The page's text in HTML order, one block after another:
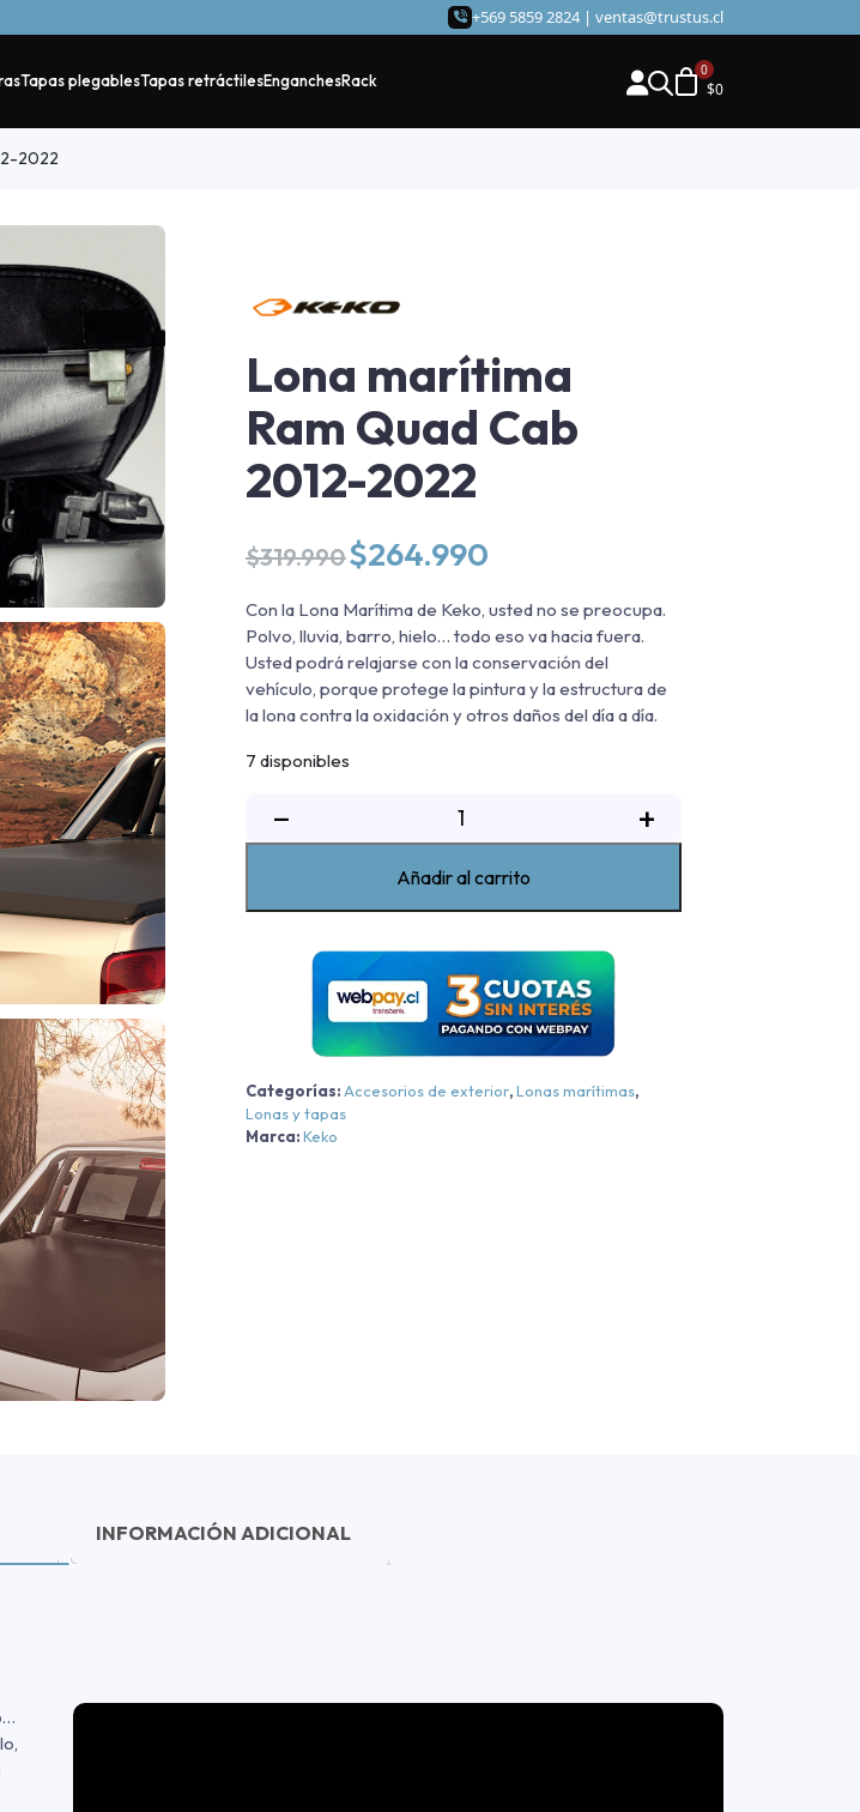
+569 5859 2824 | ventas@trustus.cl
Tapas plegablesTapas retráctilesEnganchesRack $0
2022
Lona marítima
Ram Quad Cab
2012-2022
$319.990 El
precio
original
era:
$319.990.
$264.990
actual
es:
$264.990.
Con la Lona Marítima de Keko, usted no se preocupa.
Polvo, lluvia, barro, hielo… todo eso va hacia fuera.
Usted podrá relajarse con la conservación del
vehículo, porque protege la pintura y la estructura de
la lona contra la oxidación y otros daños del día a día.
7 disponibles
−
marítima
2012-
2022
cantidad
+
Añadir al carrito
Categorías: Accesorios de exterior,Lonas marítimas,
Lonas y tapas
Marca:Keko
INFORMACIÓN ADICIONAL